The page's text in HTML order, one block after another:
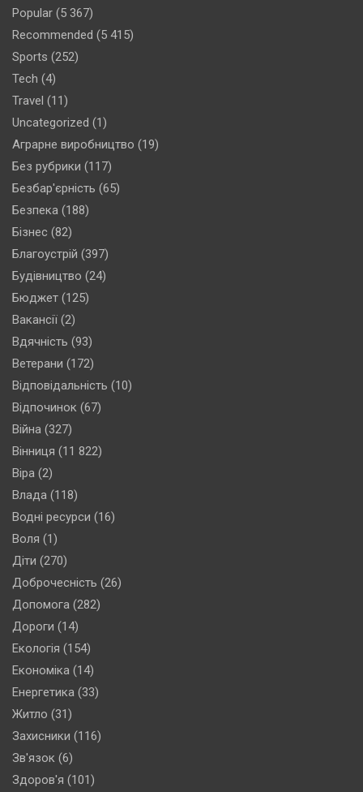
Popular (5 367)
Recommended (5 415)
Sports (252)
Tech (4)
Travel (11)
Uncategorized (1)
Аграрне виробництво (19)
Без рубрики (117)
Безбар'єрність (65)
Безпека (188)
Бізнес (82)
Благоустрій (397)
Будівництво (24)
Бюджет (125)
Вакансії (2)
Вдячність (93)
Ветерани (172)
Відповідальність (10)
Відпочинок (67)
Війна (327)
Вінниця (11 822)
Віра (2)
Влада (118)
Водні ресурси (16)
Воля (1)
Діти (270)
Доброчесність (26)
Допомога (282)
Дороги (14)
Екологія (154)
Економіка (14)
Енергетика (33)
Житло (31)
Захисники (116)
Зв'язок (6)
Здоров'я (101)